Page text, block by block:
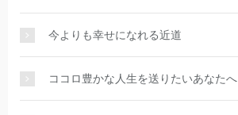
今よりも幸せになれる近道
ココロ豊かな人生を送りたいあなたへ